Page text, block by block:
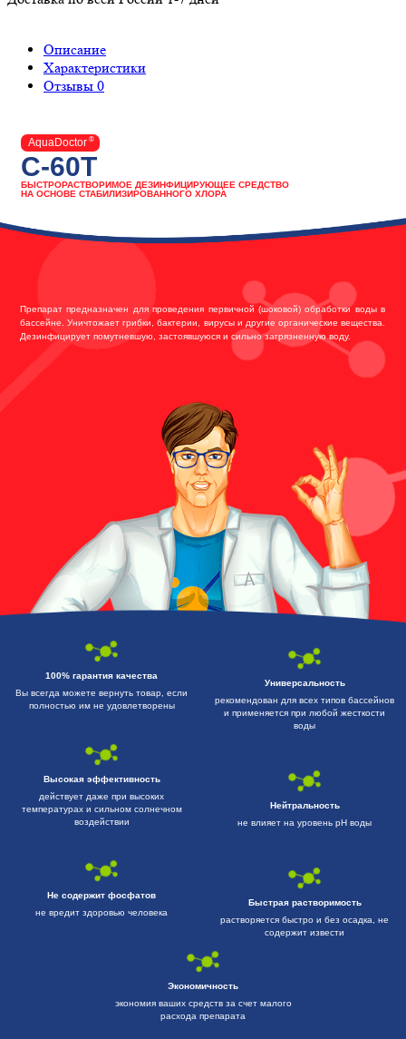
Описание
Характеристики
Отзывы 0
AquaDoctor ®
C-60T
БЫСТРОРАСТВОРИМОЕ ДЕЗИНФИЦИРУЮЩЕЕ СРЕДСТВО
НА ОСНОВЕ СТАБИЛИЗИРОВАННОГО ХЛОРА
Препарат предназначен для проведения первичной (шоковой) обработки воды в
бассейне. Уничтожает грибки, бактерии, вирусы и другие органические вещества.
Дезинфицирует помутневшую, застоявшуюся и сильно загрязненную воду.
100% гарантия качества
Вы всегда можете вернуть товар, если
полностью им не удовлетворены
Универсальность
рекомендован для всех типов бассейнов
и применяется при любой жесткости
воды
Высокая эффективность
действует даже при высоких
температурах и сильном солнечном
воздействии
Нейтральность
не влияет на уровень pH воды
Не содержит фосфатов
не вредит здоровью человека
Быстрая растворимость
растворяется быстро и без осадка, не
содержит извести
Экономичность
экономия ваших средств за счет малого
расхода препарата